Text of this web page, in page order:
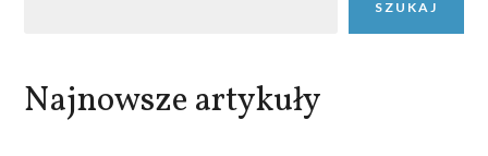
SZUKAJ
Najnowsze artykuły